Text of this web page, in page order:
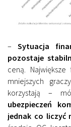
– Sytuacja
pozostaje
ceną.
mniejszych
korzystają –
ubezpieczeń
jednak co liczyć